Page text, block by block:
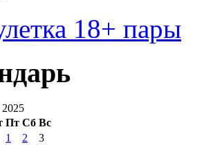
18+ пары
Пт Сб Вс
1 2
3